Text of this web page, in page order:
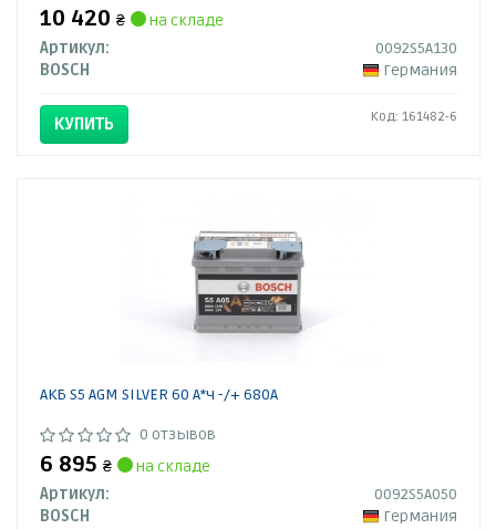
10 420 ₴
на складе
Артикул:
0092S5A130
BOSCH
Германия
КУПИТЬ Код: 161482-6
АКБ S5 AGM SILVER 60 А*ч -/+ 680A
0 отзывов
6 895 ₴
на складе
Артикул:
0092S5A050
BOSCH
Германия